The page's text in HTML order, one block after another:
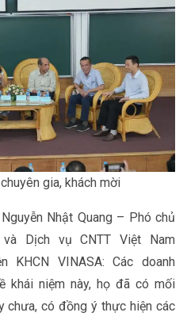
gia, khách mời
Nhật Quang – Phó chủ
Dịch vụ CNTT Việt Nam
KHCN VINASA: Các doanh
khái niệm này, họ đã có mối
chưa, có đồng ý thực hiện các